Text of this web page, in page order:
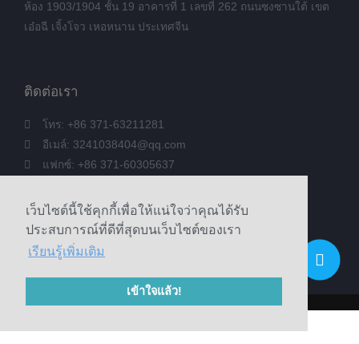
เว็บไซต์นี้ใช้คุกกี้เพื่อให้แน่ใจว่าคุณได้รับ
ประสบการณ์ที่ดีที่สุดบนเว็บไซต์ของเรา
เรียนรู้เพิ่มเติม
เข้าใจแล้ว!
© 2020 Zhengzhou Haixu Abrasives Co., Ltd. ลิขสิทธิ์
ติดต่อเรา
โทร: +86 371-63211281
อีเมล์: 3241038404@qq.com
แฟกซ์: +86 371-60305637
ห้อง 1903/1904 ชั้น 19 อาคารที่ 1 เลขที่ 262 ถนนซงซานใต้ เขต
เอ๋อฉี เจิ้งโจว เหอหนาน ประเทศจีน